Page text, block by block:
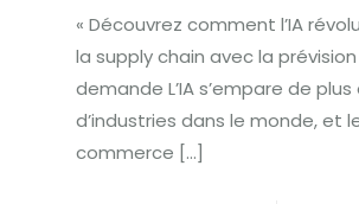
« Découvrez comment l’IA
la supply chain avec la
demande L’IA s’empare de plus
d’industries dans le monde, et
commerce […]